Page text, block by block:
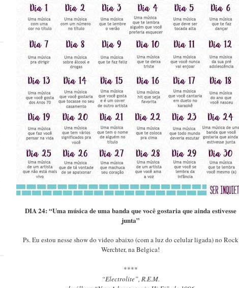
DIA 24: “Uma música de uma banda que você gostaria que ainda estivesse
junta”
Ps. Eu estou nesse show do video abaixo (com a luz do celular ligada) no Rock
Werchter, na Belgica!
****
“Electrolite”, R.E.M.